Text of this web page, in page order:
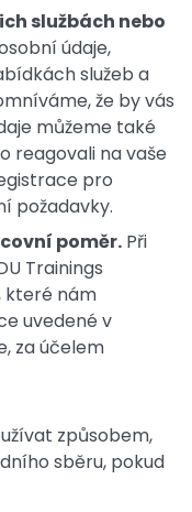
službách nebo
údaje,
služeb a
že by vás
můžeme také
reagovali na vaše
pro
požadavky.
poměr. Při
Trainings
které nám
uvedené v
za účelem
způsobem,
sběru, pokud